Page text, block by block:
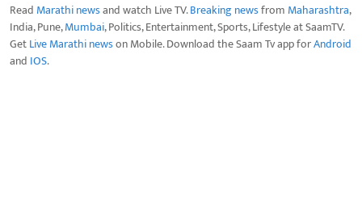
Read Marathi newsand watch Live TV.Breaking newsfrom Maharashtra,
India, Pune,Mumbai, Politics, Entertainment, Sports, Lifestyle at SaamTV.
GetLive Marathi newson Mobile. Download the Saam Tv app forAndroid
and IOS.